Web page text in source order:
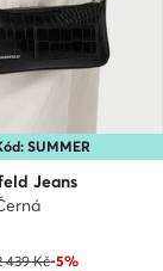
SUMMER
Jeans
439 Kč-5%